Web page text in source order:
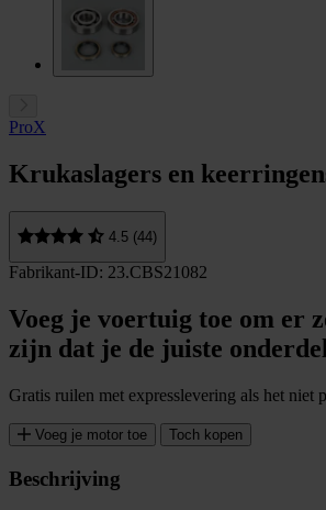
ProX
Krukaslagers en
4.5 (44)
Fabrikant-ID: 23.CBS21082
Voeg je voertuig toe om er
zijn dat je de juiste
Gratis ruilen met expresslevering als het niet
Voeg je motor toe Toch kopen
Beschrijving